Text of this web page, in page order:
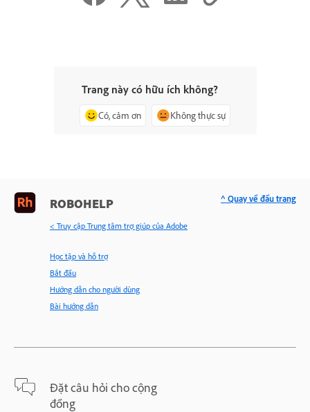
Trang này có hữu ích không?
Có, cảm ơn Không thực sự
ROBOHELP
< Truy cập Trung tâm trợ giúp của Adobe
Học tập và hỗ trợ
Bắt đầu
Hướng dẫn cho người dùng
Bài hướng dẫn
Đặt câu hỏi cho cộng
đồng
^ Quay về đầu trang